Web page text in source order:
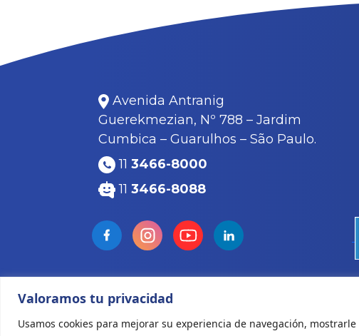
Valoramos tu privacidad
Usamos cookies para mejorar su experiencia de navegación,
Avenida Antranig
Guerekmezian, Nº 788 – Jardim
Cumbica – Guarulhos – São Paulo.
11 3466-8000
11 3466-8088
Todos los derechos reservados © 2022 Karina